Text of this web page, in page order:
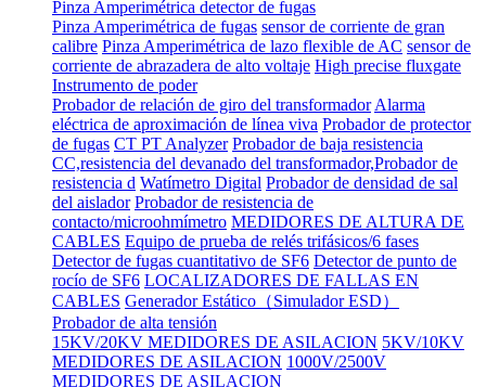
Pinza Amperimétrica detector de fugas
Pinza Amperimétrica de fugas sensor de corriente de gran
calibre Pinza Amperimétrica de lazo flexible de AC sensor de
corriente de abrazadera de alto voltaje High precise fluxgate
Instrumento de poder
Probador de relación de giro del transformador Alarma
eléctrica de aproximación de línea viva Probador de protector
de fugas CT PT Analyzer Probador de baja resistencia
CC,resistencia del devanado del transformador,Probador de
resistencia d Watímetro Digital Probador de densidad de sal
del aislador Probador de resistencia de
contacto/microohmímetro MEDIDORES DE ALTURA DE
CABLES Equipo de prueba de relés trifásicos/6 fases
Detector de fugas cuantitativo de SF6 Detector de punto de
rocío de SF6 LOCALIZADORES DE FALLAS EN
CABLES Generador Estático（Simulador ESD）
Probador de alta tensión
15KV/20KV MEDIDORES DE ASILACION 5KV/10KV
MEDIDORES DE ASILACION 1000V/2500V
MEDIDORES DE ASILACION